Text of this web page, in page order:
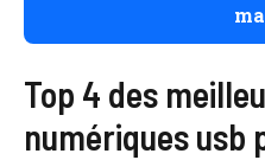
Top 4 des
numériques usb